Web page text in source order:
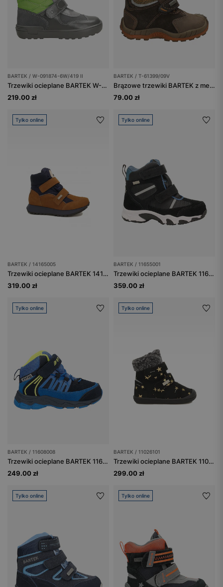
BARTEK / W-091874-6W/419 II
Trzewiki ocieplane BARTEK W-091874-6W/419 II, dla chłopców, szaro-zielony
219.00 zł
BARTEK / T-61399/09V
Brązowe trzewiki BARTEK z membraną SYMPATEX T-61399/09V
79.00 zł
Tylko online
BARTEK / 14165005
Trzewiki ocieplane BARTEK 14165005, brązowo-granatowy
319.00 zł
Tylko online
BARTEK / 11655001
Trzewiki ocieplane BARTEK 11655001, czarny
359.00 zł
Tylko online
BARTEK / 11608008
Trzewiki ocieplane BARTEK 11608008, niebieski
249.00 zł
Tylko online
BARTEK / 11026101
Trzewiki ocieplane BARTEK 11026101, czarno-złoty
299.00 zł
Tylko online Tylko online